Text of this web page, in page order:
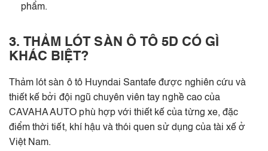
phẩm.
3. THẢM LÓT SÀN Ô TÔ 5D CÓ GÌ
KHÁC BIỆT?
Thảm lót sàn ô tô Huyndai Santafe được nghiên cứu và
thiết kế bởi đội ngũ chuyên viên tay nghề cao của
CAVAHA AUTO phù hợp với thiết kế của từng xe, đặc
điểm thời tiết, khí hậu và thói quen sử dụng của tài xế ở
Việt Nam.